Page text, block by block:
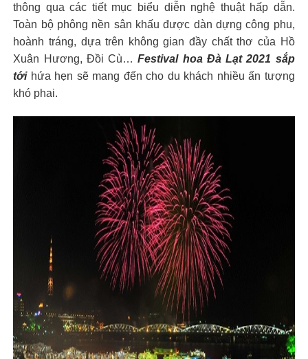
thông qua các tiết mục biểu diễn nghệ thuật hấp dẫn.
Toàn bộ phông nền sân khấu được dàn dựng công phu,
hoành tráng, dựa trên không gian đầy chất thơ của Hồ
Xuân Hương, Đồi Cù…Festival hoa Đà Lạt 2021 sắp
tớihứa hẹn sẽ mang đến cho du khách nhiều ấn tượng
khó phai.